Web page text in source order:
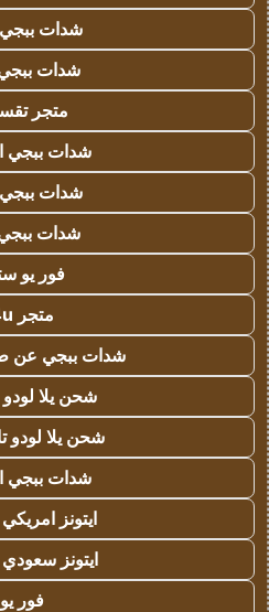
شدات ببجي
شدات ببجي
متجر
شدات ببجي
شدات ببجي
شدات ببجي
فور يو
متجر 4u
شدات ببجي عن
شحن يلا
شحن يلا لودو
شدات ببجي
ايتونز
ايتونز
فور يو